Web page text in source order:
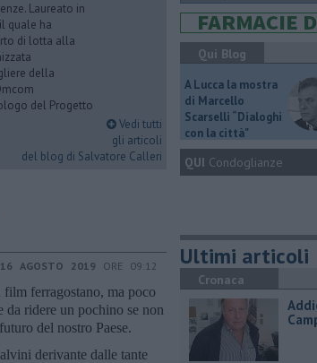
Laureato in
quale ha
di lotta alla
della
del Progetto
Vedi tutti
gli articoli
del blog di Salvatore Calleri
16 AGOSTO 2019 ORE 09:12
ferragostano, ma poco
da ridere un pochino se non
del nostro Paese.
derivante dalle tante
Qui Blog
A Lucca la mostra
di Marcello
Scarselli “Dialoghi
con la città"
QUI Condoglianze
Ultimi articoli
Cronaca